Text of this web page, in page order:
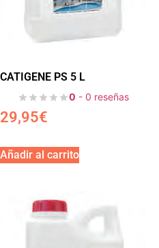
CATIGENE PS 5 L
0 - 0 reseñas
29,95€
Añadir al carrito